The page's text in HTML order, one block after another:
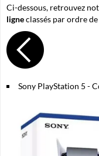
Ci-dessous, retrouvez
ligneclassés par ordre
Sony PlayStation 5 -